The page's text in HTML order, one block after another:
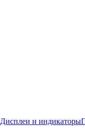
Дисплеи и индикаторы